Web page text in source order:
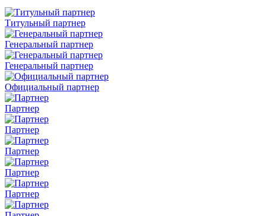
Титульный партнер
Генеральный партнер
Генеральный партнер
Официальный партнер
Партнер
Партнер
Партнер
Партнер
Партнер